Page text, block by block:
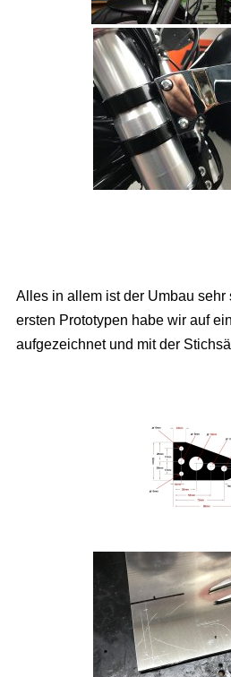
Alles in allem ist der Umbau
ersten Prototypen habe wir auf
aufgezeichnet und mit der